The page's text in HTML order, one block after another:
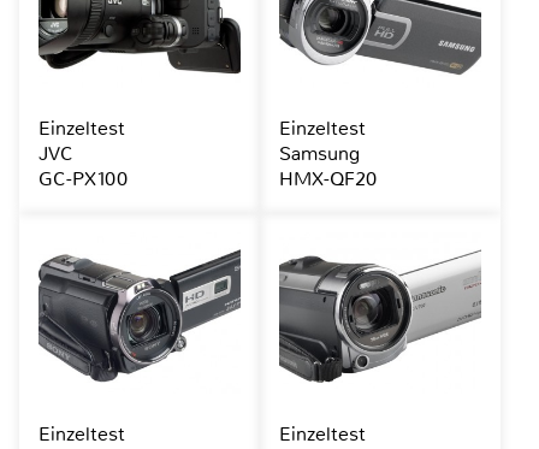
Einzeltest
JVC
GC-PX100
Einzeltest
Samsung
HMX-QF20
Einzeltest
Einzeltest